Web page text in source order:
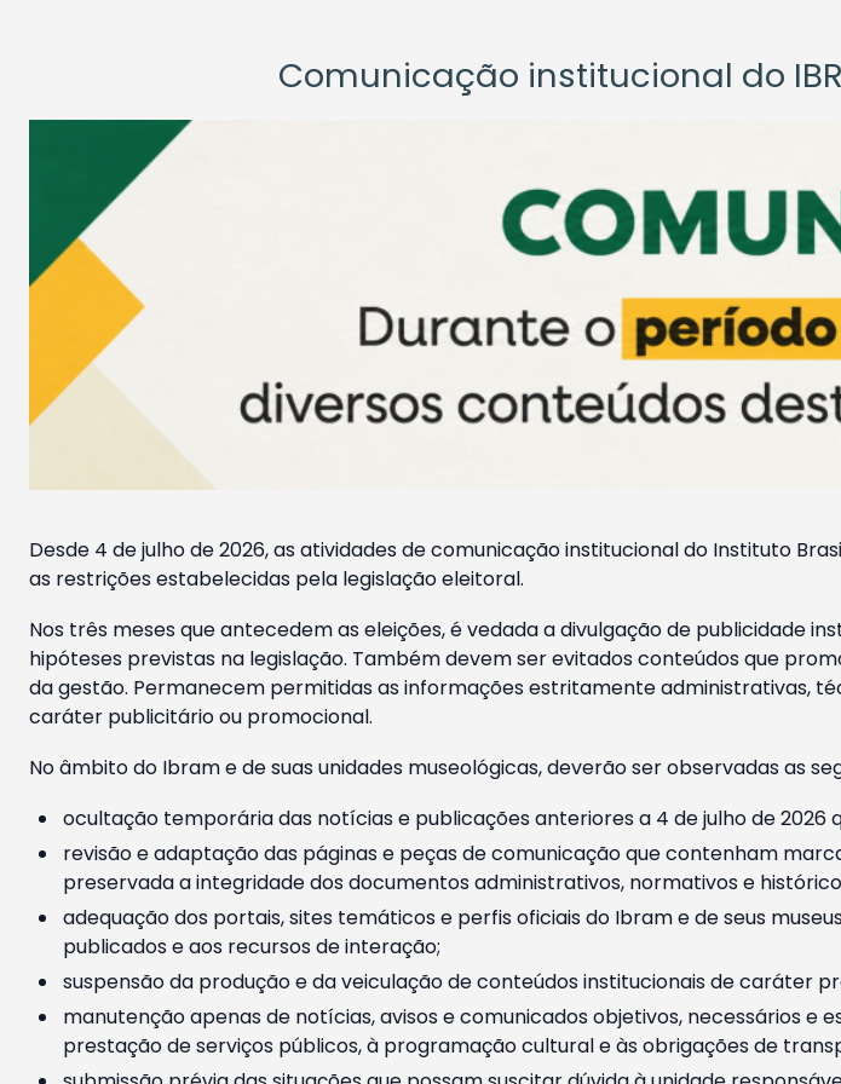
Comunicação institucional do
Desde 4 de julho de 2026, as atividades de comunicação institucional do Instituto
as restrições estabelecidas pela legislação eleitoral.
Nos três meses que antecedem as eleições, é vedada a divulgação de publicidade
hipóteses previstas na legislação. Também devem ser evitados conteúdos que
da gestão. Permanecem permitidas as informações estritamente administrativas,
caráter publicitário ou promocional.
No âmbito do Ibram e de suas unidades museológicas, deverão ser observadas as
ocultação temporária das notícias e publicações anteriores a 4 de julho de
revisão e adaptação das páginas e peças de comunicação que contenham
preservada a integridade dos documentos administrativos, normativos e
adequação dos portais, sites temáticos e perfis oficiais do Ibram e de seus
publicados e aos recursos de interação;
suspensão da produção e da veiculação de conteúdos institucionais de caráter
manutenção apenas de notícias, avisos e comunicados objetivos, necessários
prestação de serviços públicos, à programação cultural e às obrigações de